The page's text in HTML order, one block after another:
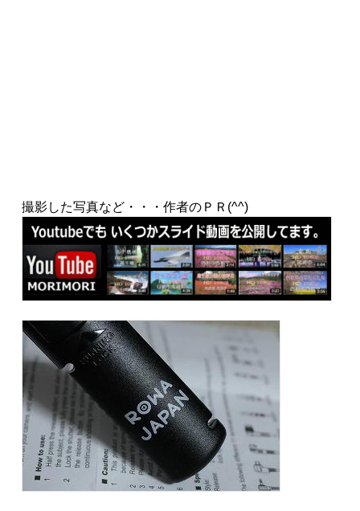
撮影した写真など・・・作者のＰＲ(^^)